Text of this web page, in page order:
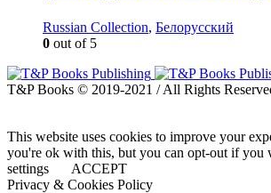
Russian Collection, Белорусский
0 out of 5
T&P Books © 2019-2021 / All Rights
This website uses cookies to improve your
you're ok with this, but you can opt-out if you
settings
ACCEPT
Privacy & Cookies Policy